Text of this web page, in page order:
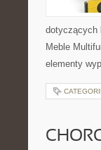
dotyczących
Meble
elementy